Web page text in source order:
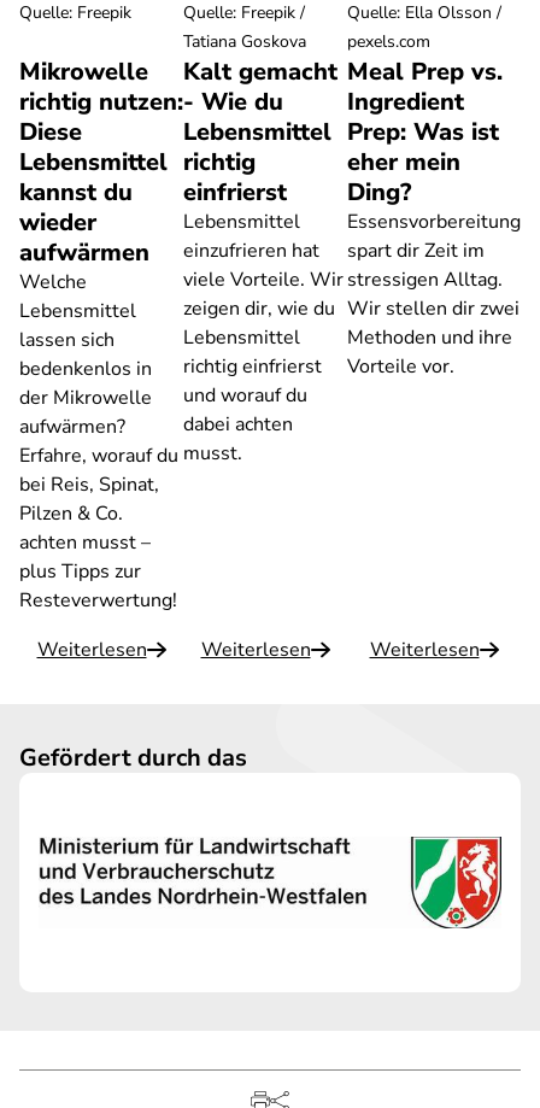
Mikrowelle
richtig nutzen:
Diese
Lebensmittel
kannst du
wieder
aufwärmen
Welche
Lebensmittel
lassen sich
bedenkenlos in
der Mikrowelle
aufwärmen?
Erfahre, worauf du
bei Reis, Spinat,
Pilzen & Co.
achten musst –
plus Tipps zur
Resteverwertung!
Weiterlesen
Quelle: Freepik
Kalt gemacht
- Wie du
Lebensmittel
richtig
einfrierst
Lebensmittel
einzufrieren hat
viele Vorteile. Wir
zeigen dir, wie du
Lebensmittel
richtig einfrierst
und worauf du
dabei achten
musst.
Weiterlesen
Quelle: Freepik /
Tatiana Goskova
Meal Prep vs.
Ingredient
Prep: Was ist
eher mein
Ding?
Essensvorbereitung
spart dir Zeit im
stressigen Alltag.
Wir stellen dir zwei
Methoden und ihre
Vorteile vor.
Weiterlesen
Quelle: Ella Olsson /
pexels.com
Gefördert durch das